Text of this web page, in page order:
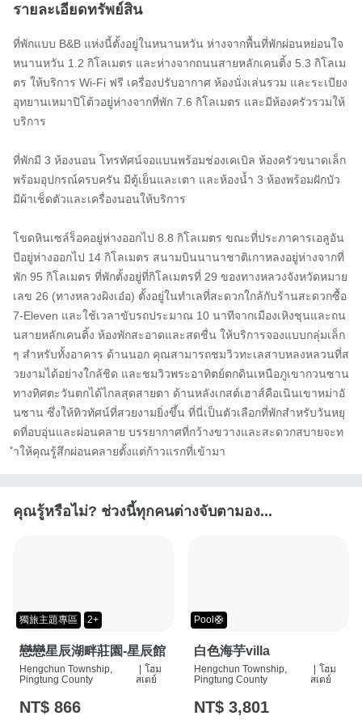
รายละเอียดทรัพย์สิน
ที่พักแบบ B&B แห่งนี้ตั้งอยู่ในหนานหวัน ห่างจากพื้นที่พักผ่อนหย่อนใจ
หนานหวัน 1.2 กิโลเมตร และห่างจากถนนสายหลักเคนติ้ง 5.3 กิโลเม
ตร ให้บริการ Wi-Fi ฟรี เครื่องปรับอากาศ ห้องนั่งเล่นรวม และระเบียง
อุทยานเหมาปิโต้วอยู่ห่างจากที่พัก 7.6 กิโลเมตร และมีห้องครัวรวมให้
บริการ
ที่พักมี 3 ห้องนอน โทรทัศน์จอแบนพร้อมช่องเคเบิล ห้องครัวขนาดเล็ก
พร้อมอุปกรณ์ครบครัน มีตู้เย็นและเตา และห้องน้ำ 3 ห้องพร้อมฝักบัว
มีผ้าเช็ดตัวและเครื่องนอนให้บริการ
โขดหินเซล์ร็อคอยู่ห่างออกไป 8.8 กิโลเมตร ขณะที่ประภาคารเอลูอัน
บีอยู่ห่างออกไป 14 กิโลเมตร สนามบินนานาชาติเกาหลงอยู่ห่างจากที่
พัก 95 กิโลเมตร ที่พักตั้งอยู่ที่กิโลเมตรที่ 29 ของทางหลวงจังหวัดหมาย
เลข 26 (ทางหลวงผิงเอ๋อ) ตั้งอยู่ในทำเลที่สะดวกใกล้กับร้านสะดวกซื้อ
7-Eleven และใช้เวลาขับรถประมาณ 10 นาทีจากเมืองเหิงชุนและถน
นสายหลักเคนติ้ง ห้องพักสะอาดและสดชื่น ให้บริการจองแบบกลุ่มเล็ก
ๆ สำหรับทั้งอาคาร ด้านนอก คุณสามารถชมวิวทะเลสาบหลงหลวนที่ส
วยงามได้อย่างใกล้ชิด และชมวิวพระอาทิตย์ตกดินเหนือภูเขากวนซาน
ทางทิศตะวันตกได้ไกลสุดสายตา ด้านหลังเกสต์เฮาส์คือเนินเขาหม่าอั
นซาน ซึ่งให้ทิวทัศน์ที่สวยงามยิ่งขึ้น ที่นี่เป็นตัวเลือกที่พักสำหรับวันหยุ
ดที่อบอุ่นและผ่อนคลาย บรรยากาศที่กว้างขวางและสะดวกสบายจะท
ำให้คุณรู้สึกผ่อนคลายตั้งแต่ก้าวแรกที่เข้ามา
คุณรู้หรือไม่? ช่วงนี้ทุกคนต่างจับตามอง...
獨旅主題專區 2+
戀戀星辰湖畔莊園-星辰館
Hengchun Township,
Pingtung County
โฮม
สเตย์
NT$ 866
Pool🛟
白色海芋villa
Hengchun Township,
Pingtung County
โฮม
สเตย์
NT$ 3,801